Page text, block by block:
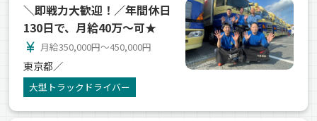
＼即戦力大歓迎！／年間休日
130日で、月給40万～可★
currency_yen 月給350,000円～450,000円
東京都／
大型トラックドライバー